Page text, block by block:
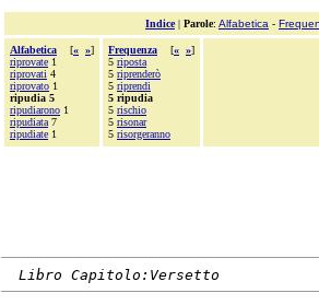
Indice| Parole: Alfabetica -
Alfabetica [« »]
riprovate 1
riprovati 4
riprovato 1
ripudia 5
ripudiarono 1
ripudiata 7
ripudiate 1
Frequenza [« »]
5 riposta
5 riprenderò
5 riprendi
5 ripudia
5 rischio
5 risonar
5 risorgeranno
Libro Capitolo:Versetto